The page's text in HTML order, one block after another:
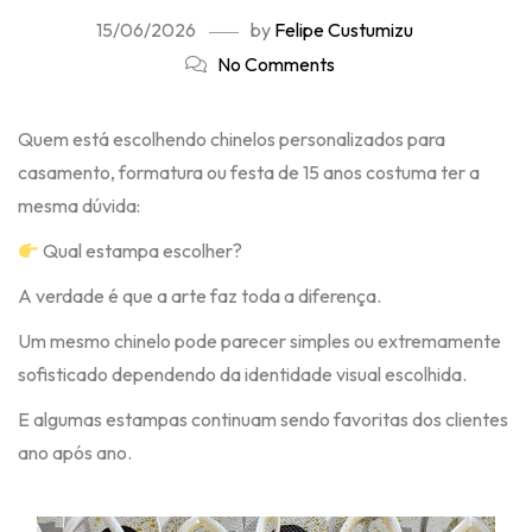
15/06/2026 by Felipe Custumizu
No Comments
Quem está escolhendo chinelos personalizados para
casamento, formatura ou festa de 15 anos costuma ter a
mesma dúvida:
Qual estampa escolher?
A verdade é que a arte faz toda a diferença.
Um mesmo chinelo pode parecer simples ou extremamente
sofisticado dependendo da identidade visual escolhida.
E algumas estampas continuam sendo favoritas dos clientes
ano após ano.